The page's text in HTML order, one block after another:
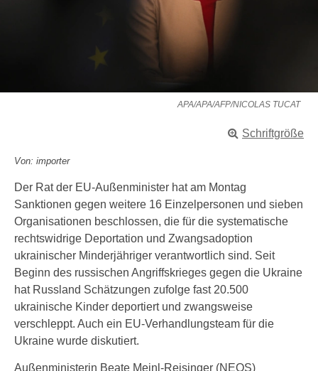
APA/APA/AFP/NICOLAS TUCAT
Schriftgröße
Von: importer
Der Rat der EU-Außenminister hat am Montag
Sanktionen gegen weitere 16 Einzelpersonen und sieben
Organisationen beschlossen, die für die systematische
rechtswidrige Deportation und Zwangsadoption
ukrainischer Minderjähriger verantwortlich sind. Seit
Beginn des russischen Angriffskrieges gegen die Ukraine
hat Russland Schätzungen zufolge fast 20.500
ukrainische Kinder deportiert und zwangsweise
verschleppt. Auch ein EU-Verhandlungsteam für die
Ukraine wurde diskutiert.
Außenministerin Beate Meinl-Reisinger (NEOS)